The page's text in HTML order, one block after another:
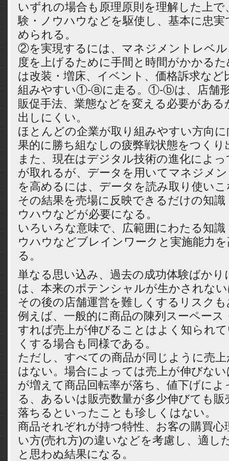
いずれの場合も原理原則を理解した上で
験・ノウハウなどを駆使し、基本に忠
められる。
②を実現するには、マネジメントレベル
度を上げるために手間と時間がかかる
は改装・増床、イベント、価格訴求など
組みやすい①-ⓐに走る。①-ⓑは、店舗形
販促手法、業態などを変える必要があ
出しにくい。
ほとんどの企業が取り組みやすい方向
果的に勝ち組なしの疲弊戦状態をつくり
また、現在はデジタル技術の進化によ
が取れるが、データを用いてマネジメ
を高めるには、データを読み取り使い
その結果を売場に反映できるだけの知識
ウハウなどが必要になる。
いろいろな意味で、広範囲にわたる知識
ウハウなどブレインワークと実施能力
る。
単なる思い込み、過去の成功体験ばか
は、本来のポテンシャルが生かされな
その後の店舗運営を難しくするリスク
例えば、一般的に商品の陳列スーペース
すれば売上が伸びることはよく知られ
くする場合も同様である。
ただし、すべての商品が同じように売
はない。場合によっては売上が伸びな
が増えて商品回転率が落ち、値下げに
る、あるいは販売数量が多少伸びても販
落ちるといったことも珍しくはない。
商品それぞれが持つ特性、お客の購買心
い方(売れ方)の違いなどを考慮し、適し
と思わぬ結果になる。